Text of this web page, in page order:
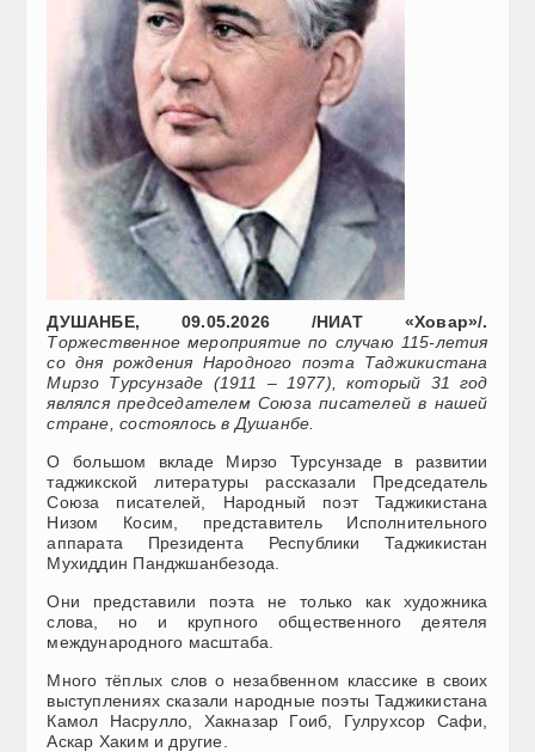
ДУШАНБЕ, 09.05.2026 /НИАТ «Ховар»/.
Торжественное мероприятие по случаю 115-летия
со дня рождения Народного поэта Таджикистана
Мирзо Турсунзаде (1911 – 1977), который 31 год
являлся председателем Союза писателей в нашей
стране, состоялось в Душанбе.
О большом вкладе Мирзо Турсунзаде в развитии
таджикской литературы рассказали Председатель
Союза писателей, Народный поэт Таджикистана
Низом Косим, представитель Исполнительного
аппарата Президента Республики Таджикистан
Мухиддин Панджшанбезода.
Они представили поэта не только как художника
слова, но и крупного общественного деятеля
международного масштаба.
Много тёплых слов о незабвенном классике в своих
выступлениях сказали народные поэты Таджикистана
Камол Насрулло, Хакназар Гоиб, Гулрухсор Сафи,
Аскар Хаким и другие.